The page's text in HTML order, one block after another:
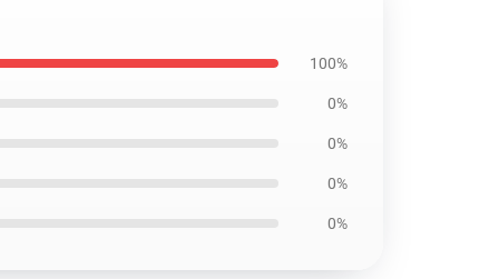
100%
0%
0%
0%
0%